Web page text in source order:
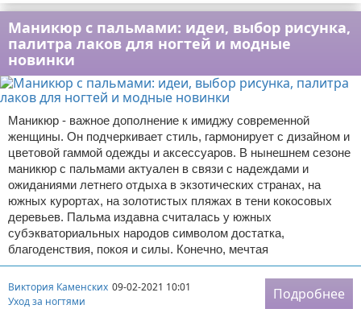
Маникюр с пальмами: идеи, выбор рисунка,
палитра лаков для ногтей и модные
новинки
Маникюр - важное дополнение к имиджу современной
женщины. Он подчеркивает стиль, гармонирует с дизайном и
цветовой гаммой одежды и аксессуаров. В нынешнем сезоне
маникюр с пальмами актуален в связи с надеждами и
ожиданиями летнего отдыха в экзотических странах, на
южных курортах, на золотистых пляжах в тени кокосовых
деревьев. Пальма издавна считалась у южных
субэкваториальных народов символом достатка,
благоденствия, покоя и силы. Конечно, мечтая
Виктория Каменских 09-02-2021 10:01
Уход за ногтями
Подробнее